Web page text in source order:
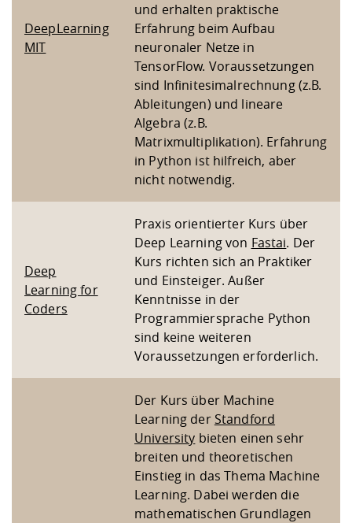
DeepLearning
MIT
und erhalten praktische
Erfahrung beim Aufbau
neuronaler Netze in
TensorFlow. Voraussetzungen
sind Infinitesimalrechnung (z.B.
Ableitungen) und lineare
Algebra (z.B.
Matrixmultiplikation). Erfahrung
in Python ist hilfreich, aber
nicht notwendig.
Deep
Learning for
Coders
Praxis orientierter Kurs über
Deep Learning von Fastai. Der
Kurs richten sich an Praktiker
und Einsteiger. Außer
Kenntnisse in der
Programmiersprache Python
sind keine weiteren
Voraussetzungen erforderlich.
Der Kurs über Machine
Learning der Standford
University bieten einen sehr
breiten und theoretischen
Einstieg in das Thema Machine
Learning. Dabei werden die
mathematischen Grundlagen